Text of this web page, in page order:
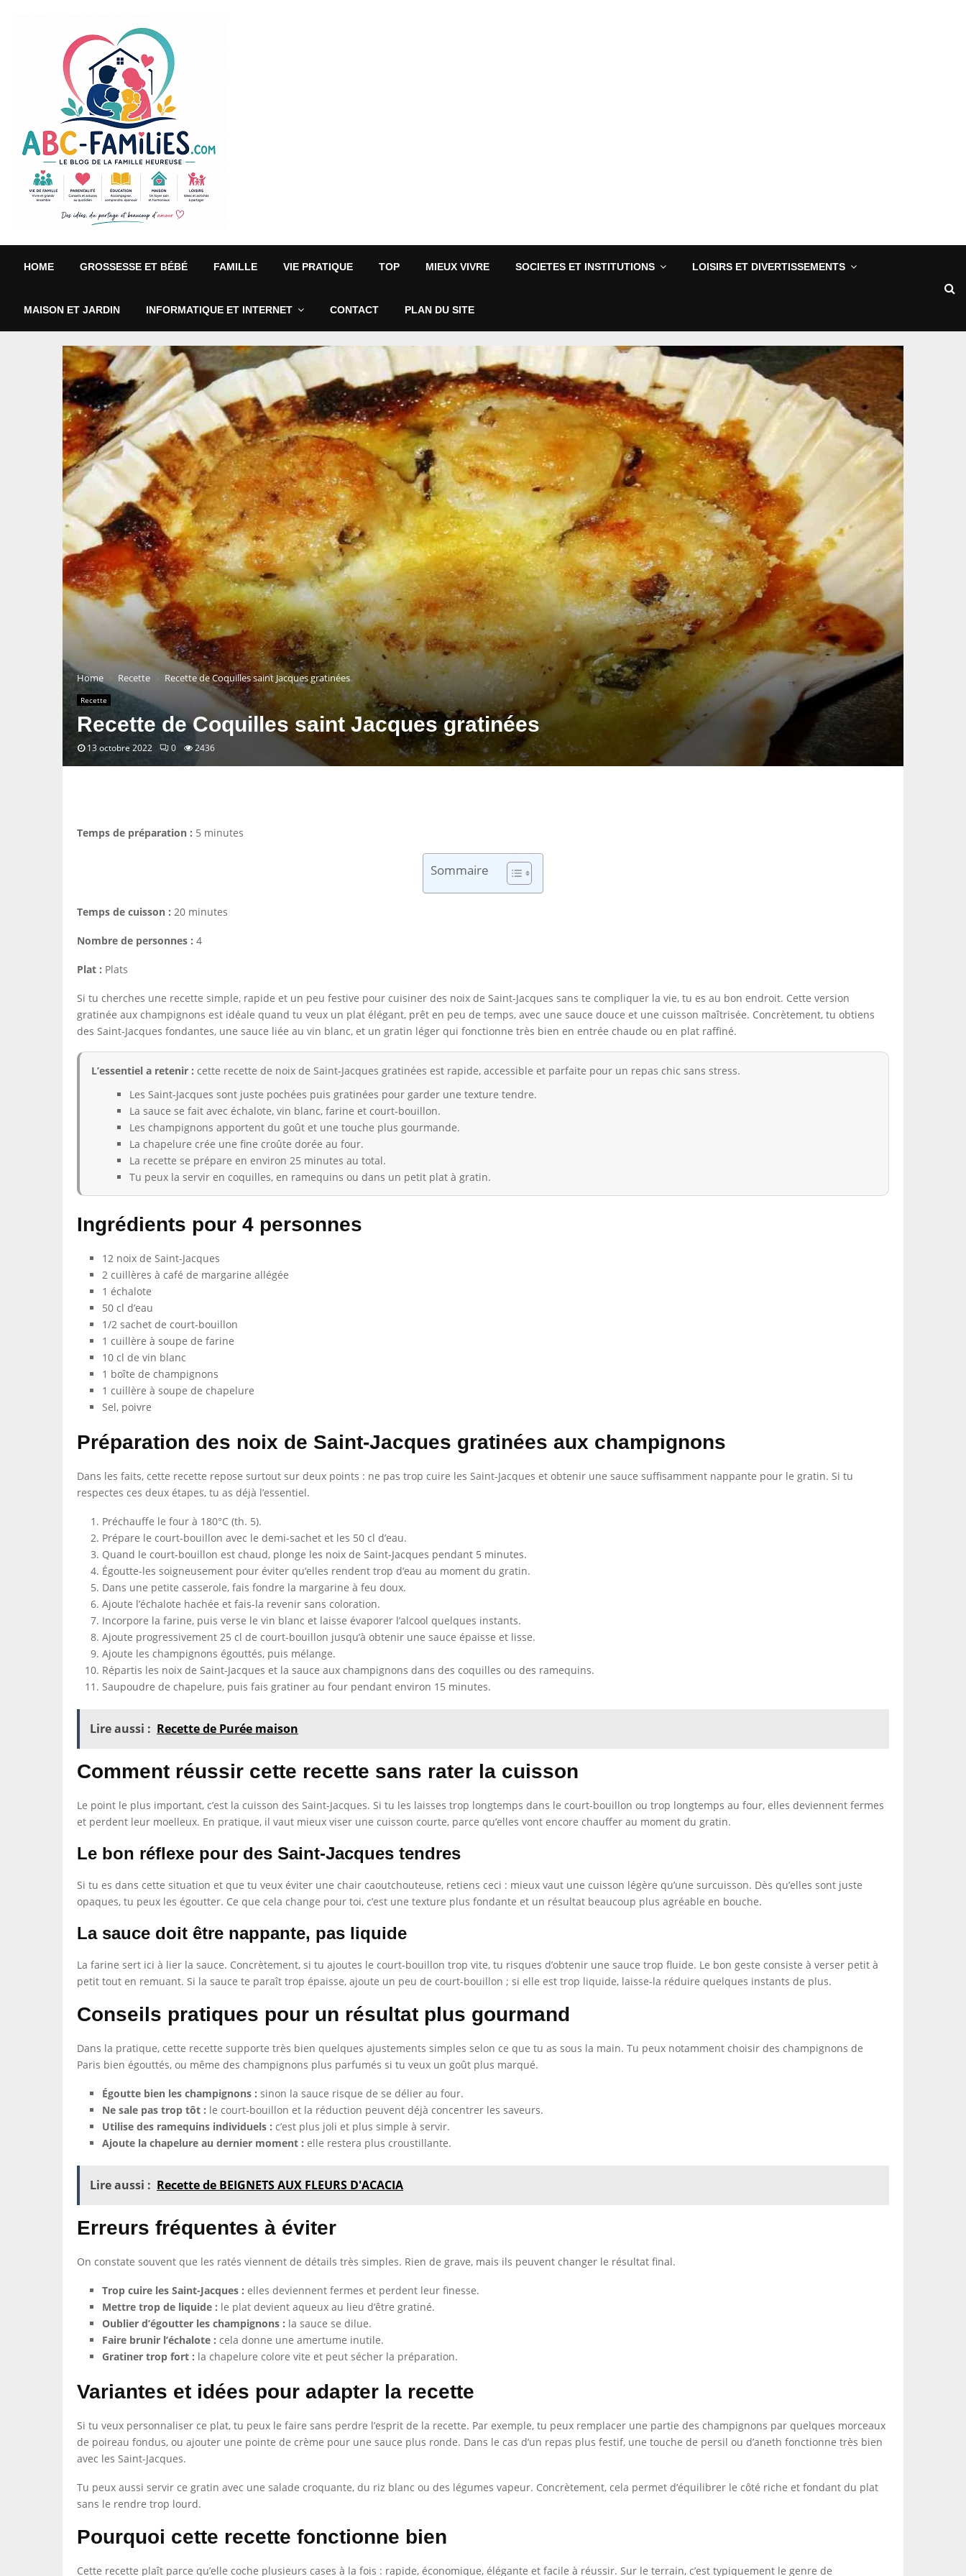
HOME GROSSESSE ET BÉBÉ FAMILLE VIE PRATIQUE TOP MIEUX VIVRE SOCIETES ET INSTITUTIONS LOISIRS ET DIVERTISSEMENTS
MAISON ET JARDIN INFORMATIQUE ET INTERNET CONTACT PLAN DU SITE
Home Recette Recette de Coquilles saint Jacques gratinées
Recette
Recette de Coquilles saint Jacques gratinées
13 octobre 2022 0 2436
Temps de préparation : 5 minutes
Sommaire
Temps de cuisson : 20 minutes
Nombre de personnes : 4
Plat : Plats
Si tu cherches une recette simple, rapide et un peu festive pour cuisiner des noix de Saint-Jacques sans te compliquer la vie, tu es au bon endroit. Cette version
gratinée aux champignons est idéale quand tu veux un plat élégant, prêt en peu de temps, avec une sauce douce et une cuisson maîtrisée. Concrètement, tu obtiens
des Saint-Jacques fondantes, une sauce liée au vin blanc, et un gratin léger qui fonctionne très bien en entrée chaude ou en plat raffiné.
L’essentiel a retenir : cette recette de noix de Saint-Jacques gratinées est rapide, accessible et parfaite pour un repas chic sans stress.
Les Saint-Jacques sont juste pochées puis gratinées pour garder une texture tendre.
La sauce se fait avec échalote, vin blanc, farine et court-bouillon.
Les champignons apportent du goût et une touche plus gourmande.
La chapelure crée une fine croûte dorée au four.
La recette se prépare en environ 25 minutes au total.
Tu peux la servir en coquilles, en ramequins ou dans un petit plat à gratin.
Ingrédients pour 4 personnes
12 noix de Saint-Jacques
2 cuillères à café de margarine allégée
1 échalote
50 cl d’eau
1/2 sachet de court-bouillon
1 cuillère à soupe de farine
10 cl de vin blanc
1 boîte de champignons
1 cuillère à soupe de chapelure
Sel, poivre
Préparation des noix de Saint-Jacques gratinées aux champignons
Dans les faits, cette recette repose surtout sur deux points : ne pas trop cuire les Saint-Jacques et obtenir une sauce suffisamment nappante pour le gratin. Si tu
respectes ces deux étapes, tu as déjà l’essentiel.
Préchauffe le four à 180°C (th. 5).
Prépare le court-bouillon avec le demi-sachet et les 50 cl d’eau.
Quand le court-bouillon est chaud, plonge les noix de Saint-Jacques pendant 5 minutes.
Égoutte-les soigneusement pour éviter qu’elles rendent trop d’eau au moment du gratin.
Dans une petite casserole, fais fondre la margarine à feu doux.
Ajoute l’échalote hachée et fais-la revenir sans coloration.
Incorpore la farine, puis verse le vin blanc et laisse évaporer l’alcool quelques instants.
Ajoute progressivement 25 cl de court-bouillon jusqu’à obtenir une sauce épaisse et lisse.
Ajoute les champignons égouttés, puis mélange.
Répartis les noix de Saint-Jacques et la sauce aux champignons dans des coquilles ou des ramequins.
Saupoudre de chapelure, puis fais gratiner au four pendant environ 15 minutes.
Lire aussi : Recette de Purée maison
Comment réussir cette recette sans rater la cuisson
Le point le plus important, c’est la cuisson des Saint-Jacques. Si tu les laisses trop longtemps dans le court-bouillon ou trop longtemps au four, elles deviennent fermes
et perdent leur moelleux. En pratique, il vaut mieux viser une cuisson courte, parce qu’elles vont encore chauffer au moment du gratin.
Le bon réflexe pour des Saint-Jacques tendres
Si tu es dans cette situation et que tu veux éviter une chair caoutchouteuse, retiens ceci : mieux vaut une cuisson légère qu’une surcuisson. Dès qu’elles sont juste
opaques, tu peux les égoutter. Ce que cela change pour toi, c’est une texture plus fondante et un résultat beaucoup plus agréable en bouche.
La sauce doit être nappante, pas liquide
La farine sert ici à lier la sauce. Concrètement, si tu ajoutes le court-bouillon trop vite, tu risques d’obtenir une sauce trop fluide. Le bon geste consiste à verser petit à
petit tout en remuant. Si la sauce te paraît trop épaisse, ajoute un peu de court-bouillon ; si elle est trop liquide, laisse-la réduire quelques instants de plus.
Conseils pratiques pour un résultat plus gourmand
Dans la pratique, cette recette supporte très bien quelques ajustements simples selon ce que tu as sous la main. Tu peux notamment choisir des champignons de
Paris bien égouttés, ou même des champignons plus parfumés si tu veux un goût plus marqué.
Égoutte bien les champignons : sinon la sauce risque de se délier au four.
Ne sale pas trop tôt : le court-bouillon et la réduction peuvent déjà concentrer les saveurs.
Utilise des ramequins individuels : c’est plus joli et plus simple à servir.
Ajoute la chapelure au dernier moment : elle restera plus croustillante.
Lire aussi : Recette de BEIGNETS AUX FLEURS D'ACACIA
Erreurs fréquentes à éviter
On constate souvent que les ratés viennent de détails très simples. Rien de grave, mais ils peuvent changer le résultat final.
Trop cuire les Saint-Jacques : elles deviennent fermes et perdent leur finesse.
Mettre trop de liquide : le plat devient aqueux au lieu d’être gratiné.
Oublier d’égoutter les champignons : la sauce se dilue.
Faire brunir l’échalote : cela donne une amertume inutile.
Gratiner trop fort : la chapelure colore vite et peut sécher la préparation.
Variantes et idées pour adapter la recette
Si tu veux personnaliser ce plat, tu peux le faire sans perdre l’esprit de la recette. Par exemple, tu peux remplacer une partie des champignons par quelques morceaux
de poireau fondus, ou ajouter une pointe de crème pour une sauce plus ronde. Dans le cas d’un repas plus festif, une touche de persil ou d’aneth fonctionne très bien
avec les Saint-Jacques.
Tu peux aussi servir ce gratin avec une salade croquante, du riz blanc ou des légumes vapeur. Concrètement, cela permet d’équilibrer le côté riche et fondant du plat
sans le rendre trop lourd.
Pourquoi cette recette fonctionne bien
Cette recette plaît parce qu’elle coche plusieurs cases à la fois : rapide, économique, élégante et facile à réussir. Sur le terrain, c’est typiquement le genre de